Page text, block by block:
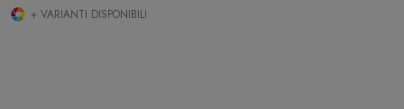
+ VARIANTI DISPONIBILI